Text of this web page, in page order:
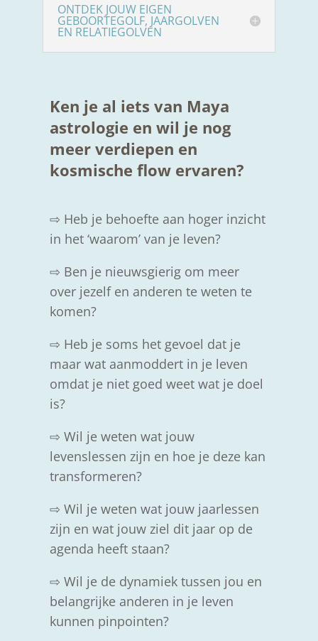
ONTDEK JOUW EIGEN
GEBOORTEGOLF, JAARGOLVEN
EN RELATIEGOLVEN
Ken je al iets van Maya
astrologie en wil je nog
meer verdiepen en
kosmische flow ervaren?
⇨ Heb je behoefte aan hoger inzicht
in het ‘waarom’ van je leven?
⇨ Ben je nieuwsgierig om meer
over jezelf en anderen te weten te
komen?
⇨ Heb je soms het gevoel dat je
maar wat aanmoddert in je leven
omdat je niet goed weet wat je doel
is?
⇨ Wil je weten wat jouw
levenslessen zijn en hoe je deze kan
transformeren?
⇨ Wil je weten wat jouw jaarlessen
zijn en wat jouw ziel dit jaar op de
agenda heeft staan?
⇨ Wil je de dynamiek tussen jou en
belangrijke anderen in je leven
kunnen pinpointen?